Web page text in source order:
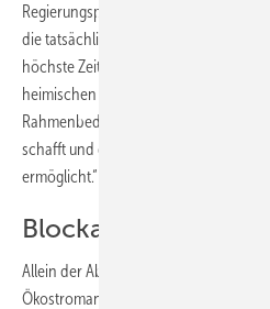
Regierungsprogramm fest. Bei den
die tatsächliche Umsetzung aber mit
höchste Zeit, dass die Regierung ihre
heimischen Ökostrom einlöst,
Rahmenbedingungen für die
schafft und den Bau der genehmigten
ermöglicht.“
Blockade muss
Allein der Abbau dieser
Ökostromanlagen würde Österreich